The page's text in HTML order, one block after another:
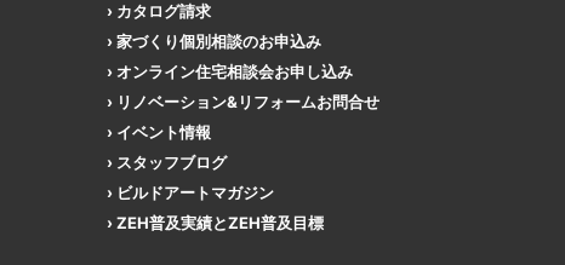
カタログ請求
家づくり個別相談のお申込み
オンライン住宅相談会お申し込み
リノベーション&リフォームお問合せ
イベント情報
スタッフブログ
ビルドアートマガジン
ZEH普及実績とZEH普及目標